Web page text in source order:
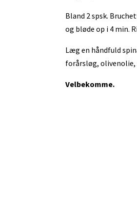
Bland 2 spsk.
og bløde op i 4 min.
Læg en håndfuld
forårsløg, olivenolie,
Velbekomme.